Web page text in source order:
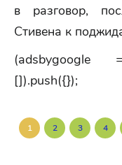
в разговор,
Стивена к
(adsbygoogle
[]).push({});
1 2 3 4